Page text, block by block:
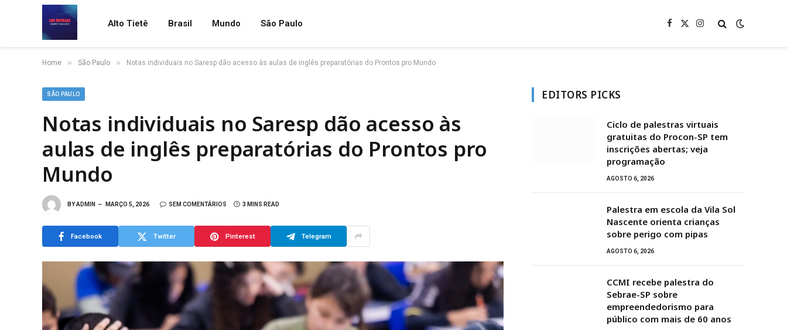
Alto Tietê Brasil Mundo São Paulo Facebook
X
Instagram
Home » São Paulo » Notas individuais no Saresp dão acesso às aulas de inglês preparatórias do Prontos pro Mundo
SÃO PAULO
Notas individuais no Saresp dão acesso às
aulas de inglês preparatórias do Prontos pro
Mundo
BYADMIN MARÇO 5, 2026 SEM COMENTÁRIOS 3 MINS READ
Facebook Twitter Pinterest Telegram
EDITORS PICKS
Ciclo de palestras virtuais
gratuitas do Procon-SP tem
inscrições abertas; veja
programação
AGOSTO 6, 2026
Palestra em escola da Vila Sol
Nascente orienta crianças
sobre perigo com pipas
AGOSTO 6, 2026
CCMI recebe palestra do
Sebrae-SP sobre
empreendedorismo para
público com mais de 60 anos